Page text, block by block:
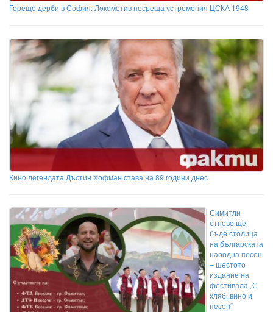
Горещо дерби в София: Локомотив посреща устремения ЦСКА 1948
Кино легендата Дъстин Хофман става на 89 години днес
Симитли
отново ще
бъде столица
на българската
народна песен
– шестото
издание на
фестивала „С
хляб, вино и
песен“